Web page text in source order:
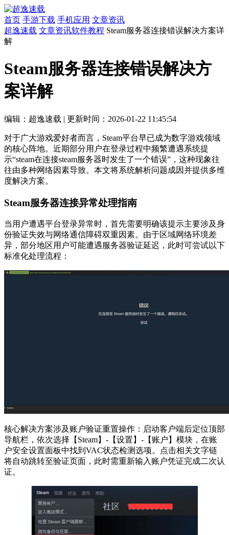
首页 手游下载 手机应用 文章资讯
超逸速载 文章资讯软件教程 Steam服务器连接错误解决方案详
解
Steam服务器连接错误解决方
案详解
编辑：超逸速载 | 更新时间：2026-01-22 11:45:54
对于广大游戏爱好者而言，Steam平台早已成为数字游戏领域
的核心阵地。近期部分用户在登录过程中频繁遭遇系统提
示“steam在连接steam服务器时发生了一个错误”，这种现象往
往由多种网络因素导致。本文将系统解析问题成因并提供多维
度解决方案。
Steam服务器连接异常处理指南
当用户遭遇平台登录异常时，首先需要明确该提示主要涉及身
份验证失效与网络通信障碍双重因素。由于区域网络环境差
异，部分地区用户可能遭遇服务器验证延迟，此时可尝试以下
标准化处理流程：
核心解决方案涉及账户验证重置操作：启动客户端后定位顶部
导航栏，依次选择【Steam】-【设置】-【账户】模块，在账
户安全设置面板中找到VAC状态检测选项。点击相关文字链
将自动跳转至验证页面，此时需重新输入账户凭证完成二次认
证。